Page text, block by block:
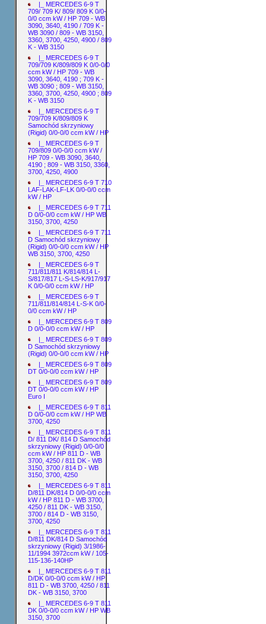
|_ MERCEDES 6-9 T
709/ 709 K/ 809/ 809 K 0/0-
0/0 ccm kW / HP 709 - WB
3090, 3640, 4190 / 709 K -
WB 3090 / 809 - WB 3150,
3360, 3700, 4250, 4900 / 809
K - WB 3150
|_ MERCEDES 6-9 T
709/709 K/809/809 K 0/0-0/0
ccm kW / HP 709 - WB
3090, 3640, 4190 ; 709 K -
WB 3090 ; 809 - WB 3150,
3360, 3700, 4250, 4900 ; 809
K - WB 3150
|_ MERCEDES 6-9 T
709/709 K/809/809 K
Samochód skrzyniowy
(Rigid) 0/0-0/0 ccm kW / HP
|_ MERCEDES 6-9 T
709/809 0/0-0/0 ccm kW /
HP 709 - WB 3090, 3640,
4190 ; 809 - WB 3150, 3360,
3700, 4250, 4900
|_ MERCEDES 6-9 T 710
LAF-LAK-LF-LK 0/0-0/0 ccm
kW / HP
|_ MERCEDES 6-9 T 711
D 0/0-0/0 ccm kW / HP WB
3150, 3700, 4250
|_ MERCEDES 6-9 T 711
D Samochód skrzyniowy
(Rigid) 0/0-0/0 ccm kW / HP
WB 3150, 3700, 4250
|_ MERCEDES 6-9 T
711/811/811 K/814/814 L-
S/817/817 L-S-LS-K/917/917
K 0/0-0/0 ccm kW / HP
|_ MERCEDES 6-9 T
711/811/814/814 L-S-K 0/0-
0/0 ccm kW / HP
|_ MERCEDES 6-9 T 809
D 0/0-0/0 ccm kW / HP
|_ MERCEDES 6-9 T 809
D Samochód skrzyniowy
(Rigid) 0/0-0/0 ccm kW / HP
|_ MERCEDES 6-9 T 809
DT 0/0-0/0 ccm kW / HP
|_ MERCEDES 6-9 T 809
DT 0/0-0/0 ccm kW / HP
Euro I
|_ MERCEDES 6-9 T 811
D 0/0-0/0 ccm kW / HP WB
3700, 4250
|_ MERCEDES 6-9 T 811
D/ 811 DK/ 814 D Samochód
skrzyniowy (Rigid) 0/0-0/0
ccm kW / HP 811 D - WB
3700, 4250 / 811 DK - WB
3150, 3700 / 814 D - WB
3150, 3700, 4250
|_ MERCEDES 6-9 T 811
D/811 DK/814 D 0/0-0/0 ccm
kW / HP 811 D - WB 3700,
4250 / 811 DK - WB 3150,
3700 / 814 D - WB 3150,
3700, 4250
|_ MERCEDES 6-9 T 811
D/811 DK/814 D Samochód
skrzyniowy (Rigid) 3/1986-
11/1994 3972ccm kW / 105-
115-136-140HP
|_ MERCEDES 6-9 T 811
D/DK 0/0-0/0 ccm kW / HP
811 D - WB 3700, 4250 / 811
DK - WB 3150, 3700
|_ MERCEDES 6-9 T 811
DK 0/0-0/0 ccm kW / HP WB
3150, 3700